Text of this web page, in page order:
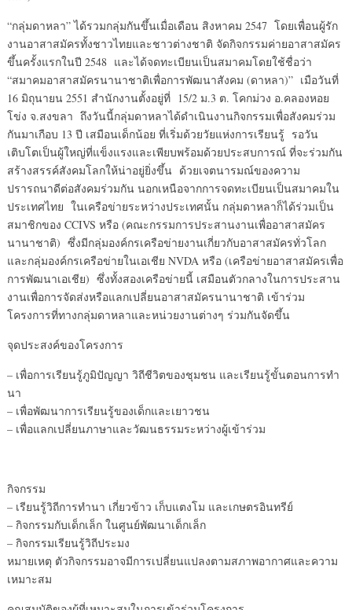
“กลุ่มดาหลา” ได้รวมกลุ่มกันขึ้นเมื่อเดือน สิงหาคม 2547 โดยเพื่อนผู้รัก
งานอาสาสมัครทั้งชาวไทยและชาวต่างชาติ จัดกิจกรรมค่ายอาสาสมัคร
ขึ้นครั้งแรกในปี 2548 และได้จดทะเบียนเป็นสมาคมโดยใช้ชื่อว่า
“สมาคมอาสาสมัครนานาชาติเพื่อการพัฒนาสังคม (ดาหลา)” เมือวันที่
16 มิถุนายน 2551 สำนักงานตั้งอยู่ที่ 15/2 ม.3 ต. โคกม่วง อ.คลองหอย
โข่ง จ.สงขลา ถึงวันนี้กลุ่มดาหลาได้ดำเนินงานกิจกรรมเพื่อสังคมร่วม
กันมาเกือบ 13 ปี เสมือนเด็กน้อย ที่เริ่มด้วยวัยแห่งการเรียนรู้ รอวัน
เติบโตเป็นผู้ใหญ่ที่แข็งแรงและเพียบพร้อมด้วยประสบการณ์ ที่จะร่วมกัน
สร้างสรรค์สังคมโลกให้น่าอยู่ยิ่งขึ้น ด้วยเจตนารมณ์ของความ
ปรารถนาดีต่อสังคมร่วมกัน นอกเหนือจากการจดทะเบียนเป็นสมาคมใน
ประเทศไทย ในเครือข่ายระหว่างประเทศนั้น กลุ่มดาหลาก็ได้ร่วมเป็น
สมาชิกของ CCIVS หรือ (คณะกรรมการประสานงานเพื่ออาสาสมัคร
นานาชาติ) ซึ่งมีกลุ่มองค์กรเครือข่ายงานเกี่ยวกับอาสาสมัครทั่วโลก
และกลุ่มองค์กรเครือข่ายในเอเชีย NVDA หรือ (เครือข่ายอาสาสมัครเพื่อ
การพัฒนาเอเชีย) ซึ่งทั้งสองเครือข่ายนี้ เสมือนตัวกลางในการประสาน
งานเพื่อการจัดส่งหรือแลกเปลี่ยนอาสาสมัครนานาชาติ เข้าร่วม
โครงการที่ทางกลุ่มดาหลาและหน่วยงานต่างๆ ร่วมกันจัดขึ้น
จุดประสงค์ของโครงการ
– เพื่อการเรียนรู้ภูมิปัญญา วิถีชีวิตของชุมชน และเรียนรู้ขั้นตอนการทำ
นา
– เพื่อพัฒนาการเรียนรู้ของเด็กและเยาวชน
– เพื่อแลกเปลี่ยนภาษาและวัฒนธรรมระหว่างผู้เข้าร่วม
กิจกรรม
– เรียนรู้วิถีการทำนา เกี่ยวข้าว เก็บแตงโม และเกษตรอินทรีย์
– กิจกรรมกับเด็กเล็ก ในศูนย์พัฒนาเด็กเล็ก
– กิจกรรมเรียนรู้วิถีประมง
หมายเหตุ ตัวกิจกรรมอาจมีการเปลี่ยนแปลงตามสภาพอากาศและความ
เหมาะสม